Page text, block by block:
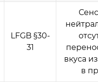
LFGB §30-
31
вкуса
в